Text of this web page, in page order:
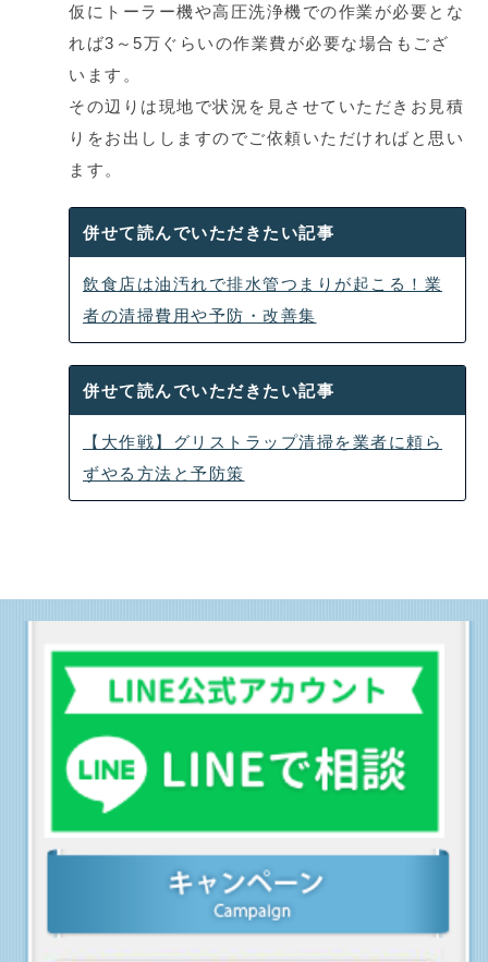
仮にトーラー機や高圧洗浄機での作業が必要とな
れば3～5万ぐらいの作業費が必要な場合もござ
います。
その辺りは現地で状況を見させていただきお見積
りをお出ししますのでご依頼いただければと思い
ます。
併せて読んでいただきたい記事
飲食店は油汚れで排水管つまりが起こる！業
者の清掃費用や予防・改善集
併せて読んでいただきたい記事
【大作戦】グリストラップ清掃を業者に頼ら
ずやる方法と予防策